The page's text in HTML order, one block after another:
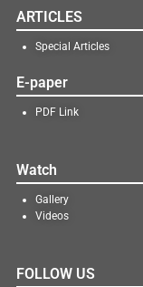
ARTICLES
Special Articles
E-paper
PDF Link
Watch
Gallery
Videos
FOLLOW US